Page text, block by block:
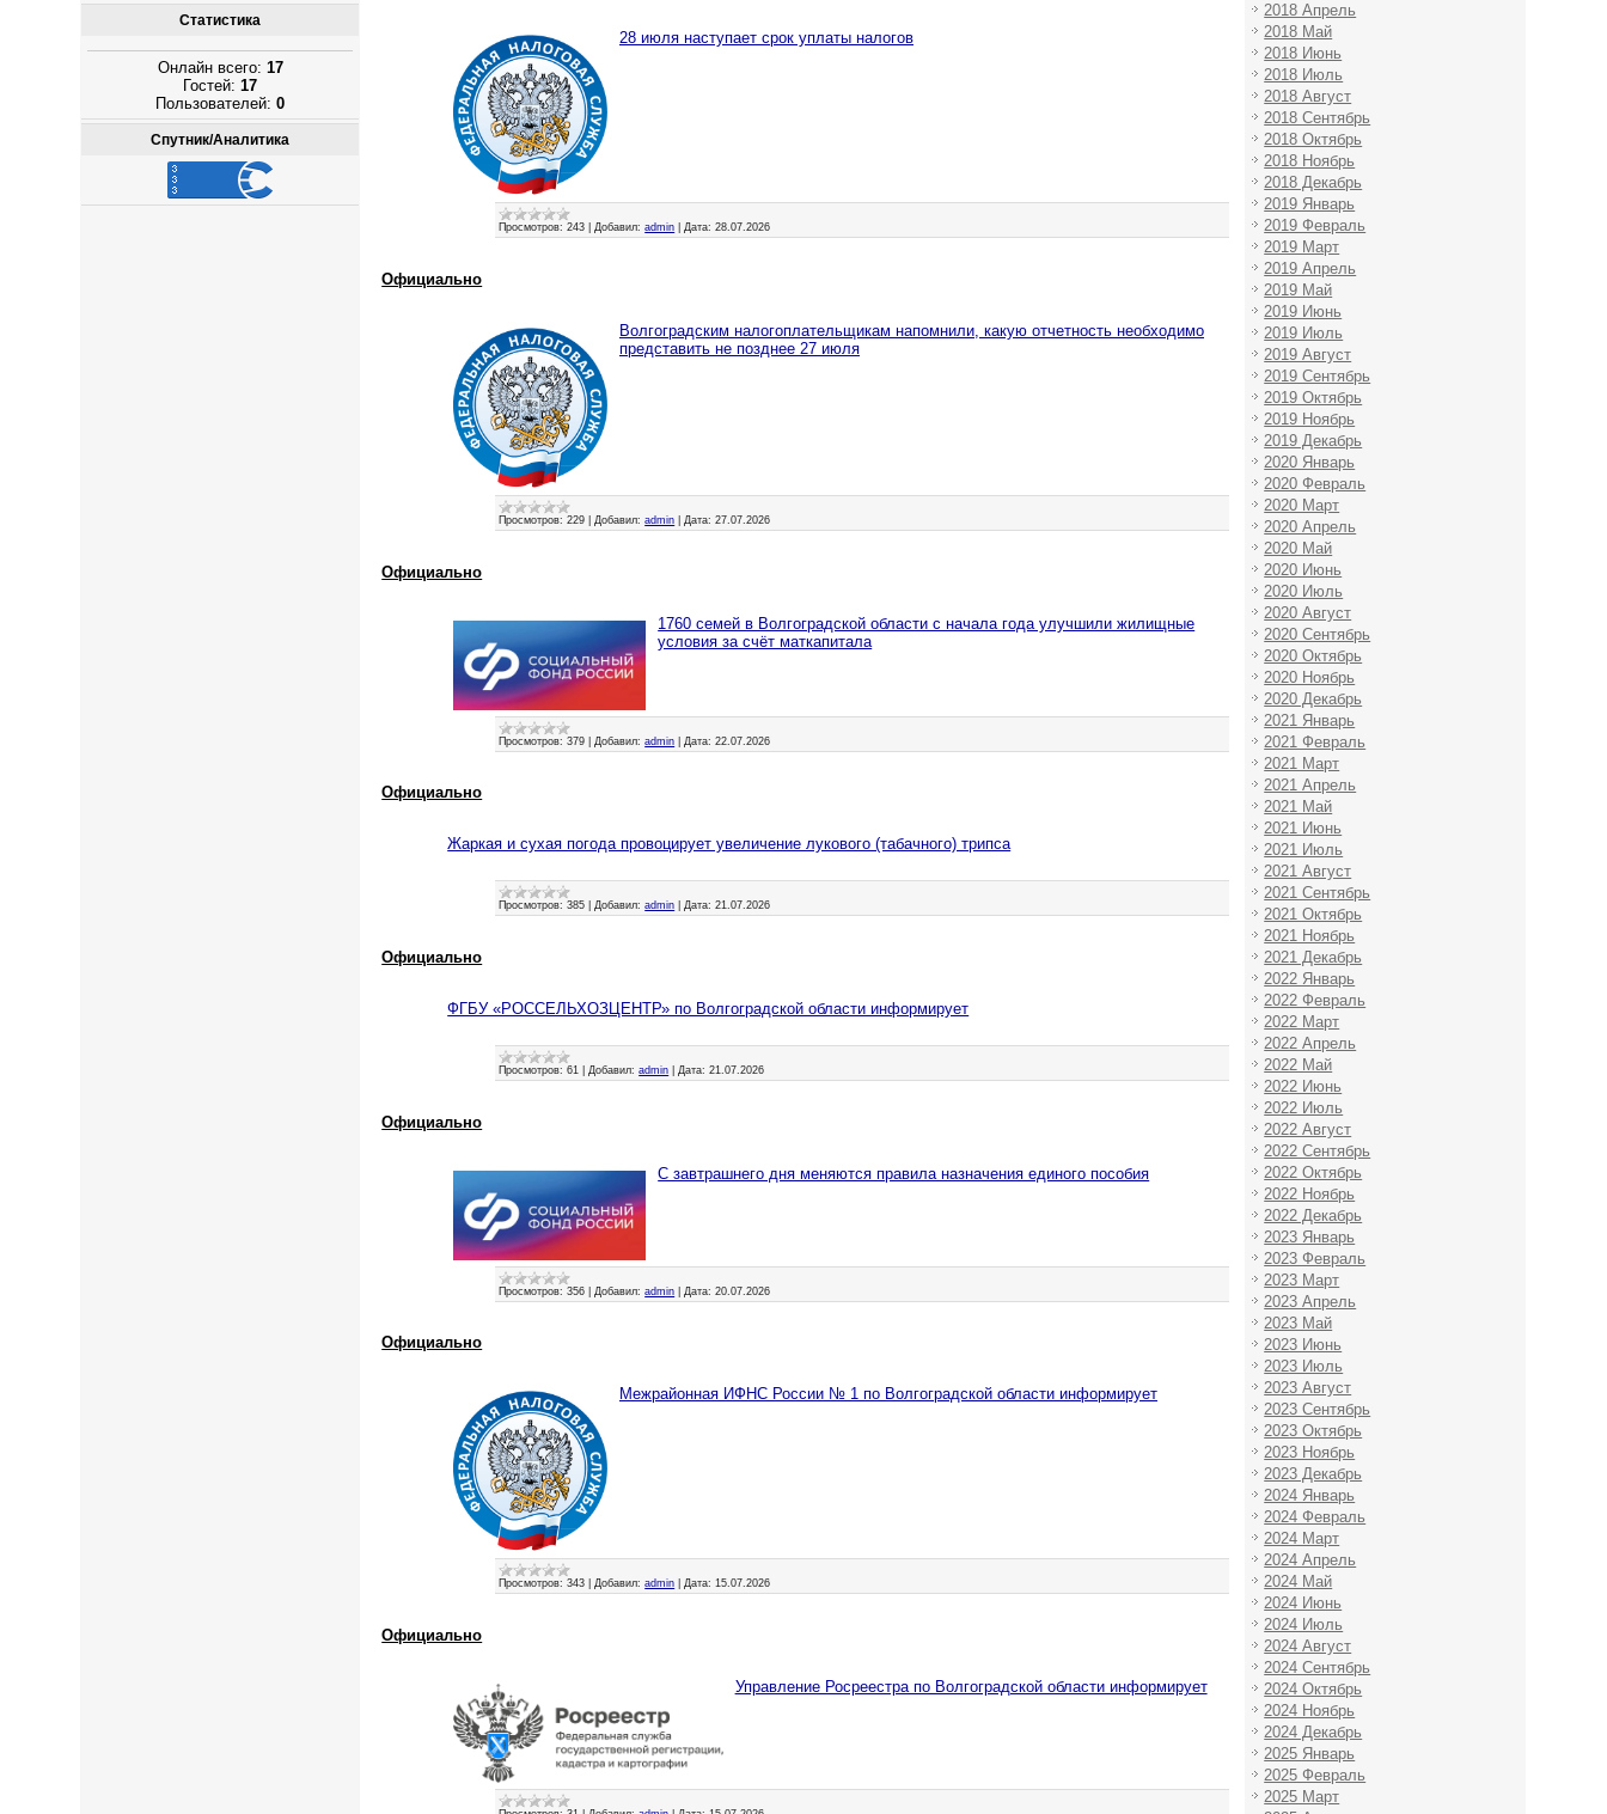
Статистика
Онлайн всего: 17
Гостей:17
Пользователей:0
Спутник/Аналитика
28 июля наступает срок уплаты налогов
Просмотров: 243 |Добавил: admin |Дата: 28.07.2026
Официально
Волгоградским налогоплательщикам напомнили, какую отчетность необходимо
представить не позднее 27 июля
Просмотров: 229 |Добавил: admin |Дата: 27.07.2026
Официально
1760 семей в Волгоградской области с начала года улучшили жилищные
условия за счёт маткапитала
Просмотров: 379 Добавил: admin Дата: 22.07.2026
Официально
Жаркая и сухая погода провоцирует увеличение лукового (табачного) трипса
Просмотров: 385 |Добавил: admin |Дата: 21.07.2026
Официально
ФГБУ «РОССЕЛЬХОЗЦЕНТР» по Волгоградской области информирует
Просмотров: 61 |Добавил: admin |Дата: 21.07.2026
Официально
С завтрашнего дня меняются правила назначения единого пособия
Просмотров: 356 Добавил: admin Дата: 20.07.2026
Официально
Межрайонная ИФНС России № 1 по Волгоградской области информирует
Просмотров: 343 |Добавил: admin |Дата: 15.07.2026
Официально
Управление Росреестра по Волгоградской области информирует
2018 Апрель
2018 Май
2018 Июнь
2018 Июль
2018 Август
2018 Сентябрь
2018 Октябрь
2018 Ноябрь
2018 Декабрь
2019 Январь
2019 Февраль
2019 Март
2019 Апрель
2019 Май
2019 Июнь
2019 Июль
2019 Август
2019 Сентябрь
2019 Октябрь
2019 Ноябрь
2019 Декабрь
2020 Январь
2020 Февраль
2020 Март
2020 Апрель
2020 Май
2020 Июнь
2020 Июль
2020 Август
2020 Сентябрь
2020 Октябрь
2020 Ноябрь
2020 Декабрь
2021 Январь
2021 Февраль
2021 Март
2021 Апрель
2021 Май
2021 Июнь
2021 Июль
2021 Август
2021 Сентябрь
2021 Октябрь
2021 Ноябрь
2021 Декабрь
2022 Январь
2022 Февраль
2022 Март
2022 Апрель
2022 Май
2022 Июнь
2022 Июль
2022 Август
2022 Сентябрь
2022 Октябрь
2022 Ноябрь
2022 Декабрь
2023 Январь
2023 Февраль
2023 Март
2023 Апрель
2023 Май
2023 Июнь
2023 Июль
2023 Август
2023 Сентябрь
2023 Октябрь
2023 Ноябрь
2023 Декабрь
2024 Январь
2024 Февраль
2024 Март
2024 Апрель
2024 Май
2024 Июнь
2024 Июль
2024 Август
2024 Сентябрь
2024 Октябрь
2024 Ноябрь
2024 Декабрь
2025 Январь
2025 Февраль
2025 Март